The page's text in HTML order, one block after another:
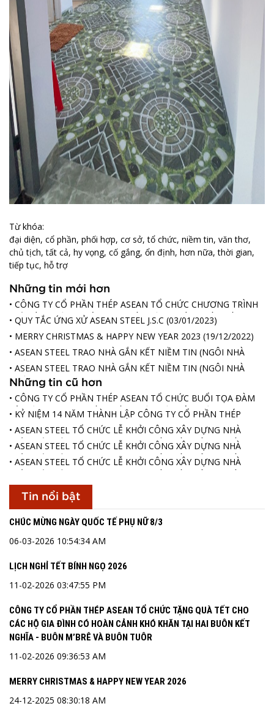
Từ khóa:
đại diện, cổ phần, phối hợp, cơ sở,tổ chức, niềm tin, văn thơ,
chủ tịch,tất cả, hy vọng, cố gắng, ổn định, hơn nữa,thời gian,
tiếp tục, hỗ trợ
Những tin mới hơn
• CÔNG TY CỔ PHẦN THÉP ASEAN TỔ CHỨC CHƯƠNG TRÌNH
“TẾT VÌ NGƯỜI NGHÈO” CHO CÁC HỘ GIA ĐÌNH CÓ HOÀN
BUÔN M’BRÊ VÀ BUÔN TUÔR
(11/01/2023)
• QUY TẮC ỨNG XỬ ASEAN STEEL J.S.C (03/01/2023)
• MERRY CHRISTMAS & HAPPY NEW YEAR 2023 (19/12/2022)
• ASEAN STEEL TRAO NHÀ GẮN KẾT NIỀM TIN (NGÔI NHÀ
THỨ 18) (17/12/2022)
• ASEAN STEEL TRAO NHÀ GẮN KẾT NIỀM TIN (NGÔI NHÀ
THỨ 17) (25/11/2022)
Những tin cũ hơn
• CÔNG TY CỔ PHẦN THÉP ASEAN TỔ CHỨC BUỔI TỌA ĐÀM
KỶ NIỆM 92 NĂM NGÀY THÀNH LẬP HỘI LIÊN HIỆP PHỤ NỮ
VIỆT NAM (20/10/1930 - 20/10/2022)
(20/10/2022)
• KỶ NIỆM 14 NĂM THÀNH LẬP CÔNG TY CỔ PHẦN THÉP
ASEAN (10/10/2008 - 10/10/2022) (10/10/2022)
• ASEAN STEEL TỔ CHỨC LỄ KHỞI CÔNG XÂY DỰNG NHÀ
"GẮN KẾT NIỀM TIN" CHO CB CNV CÓ HOÀN CẢNH KHÓ
KHĂN (NGÔI NHÀ THỨ 18)
(16/09/2022)
• ASEAN STEEL TỔ CHỨC LỄ KHỞI CÔNG XÂY DỰNG NHÀ
"GẮN KẾT NIỀM TIN" CHO CB CNV CÓ HOÀN CẢNH KHÓ
KHĂN (NGÔI NHÀ THỨ 17)
(10/09/2022)
• ASEAN STEEL TỔ CHỨC LỄ KHỞI CÔNG XÂY DỰNG NHÀ
KHĂN (NGÔI NHÀ THỨ 16)
Tin nổi bật
CHÚC MỪNG NGÀY QUỐC TẾ PHỤ NỮ 8/3
06-03-2026 10:54:34 AM
LỊCH NGHỈ TẾT BÍNH NGỌ 2026
11-02-2026 03:47:55 PM
CÔNG TY CỔ PHẦN THÉP ASEAN TỔ CHỨC TẶNG QUÀ TẾT CHO
CÁC HỘ GIA ĐÌNH CÓ HOÀN CẢNH KHÓ KHĂN TẠI HAI BUÔN KẾT
NGHĨA - BUÔN M’BRÊ VÀ BUÔN TUÔR
11-02-2026 09:36:53 AM
MERRY CHRISTMAS & HAPPY NEW YEAR 2026
24-12-2025 08:30:18 AM